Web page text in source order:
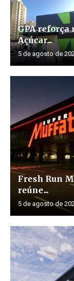
GPA reforça
Açúcar...
5 de agosto de
Fresh Run
reúne...
5 de agosto de